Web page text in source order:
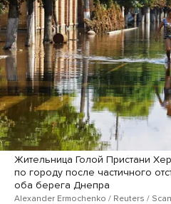
Жительница Голой Пристани
по городу после частичного
оба берега Днепра
Alexander Ermochenko / Reuters /